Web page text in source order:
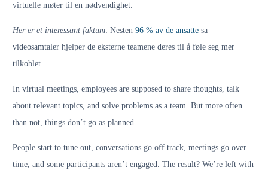
virtuelle møter til en nødvendighet.
Her er et interessant faktum: Nesten 96 % av de ansatte sa
videosamtaler hjelper de eksterne teamene deres til å føle seg mer
tilkoblet.
In virtual meetings, employees are supposed to share thoughts, talk
about relevant topics, and solve problems as a team. But more often
than not, things don’t go as planned.
People start to tune out, conversations go off track, meetings go over
time, and some participants aren’t engaged. The result? We’re left with